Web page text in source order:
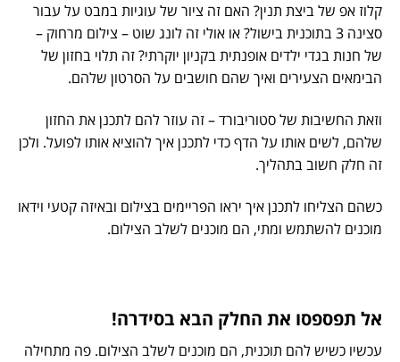
קלוז אפ של ביצת תנין? האם זה ציור של עוגיות במבט על עבור
סצינה 3 בתוכנית בישול? או אולי זה לונג שוט – צילום מרחוק –
של חנות בגדי ילדים אופנתית בקניון יוקרתי? זה תלוי בחזון של
הבימאים הצעירים ואיך שהם חושבים על הסרטון שלהם.
וזאת החשיבות של סטוריבורד – זה עוזר להם לתכנן את החזון
שלהם, לשים אותו על הדף כדי לתכנן איך להוציא אותו לפועל. ולכן
זה חלק חשוב בתהליך.
כשהם הצליחו לתכנן איך יראו הפריימים בצילום ובאיזה קטעי וידאו
מוכנים להשתמש ומתי, הם מוכנים לשלב הצילום.
אל תפספסו את החלק הבא בסידרה!
עכשיו כשיש להם תוכנית, הם מוכנים לשלב הצילום. פה מתחילה